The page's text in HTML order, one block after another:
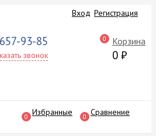
Вход Регистрация
93-85
звонок
0 Корзина
0 ₽
0 Избранные 0 Сравнение